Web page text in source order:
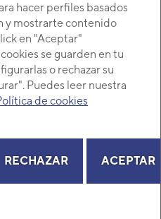
hacer perfiles basados
y mostrarte contenido
en "Aceptar"
se guarden en tu
o rechazar su
Puedes leer nuestra
de cookies
RECHAZAR ACEPTAR